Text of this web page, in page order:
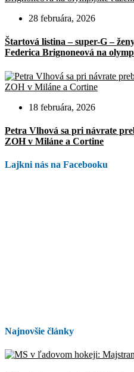
28 februára, 2026
Štartová listina – super-G –
Federica Brignoneová na
18 februára, 2026
Petra Vlhová sa pri návrate
ZOH v Miláne a Cortine
Lajkni nás na Facebooku
Najnovšie články